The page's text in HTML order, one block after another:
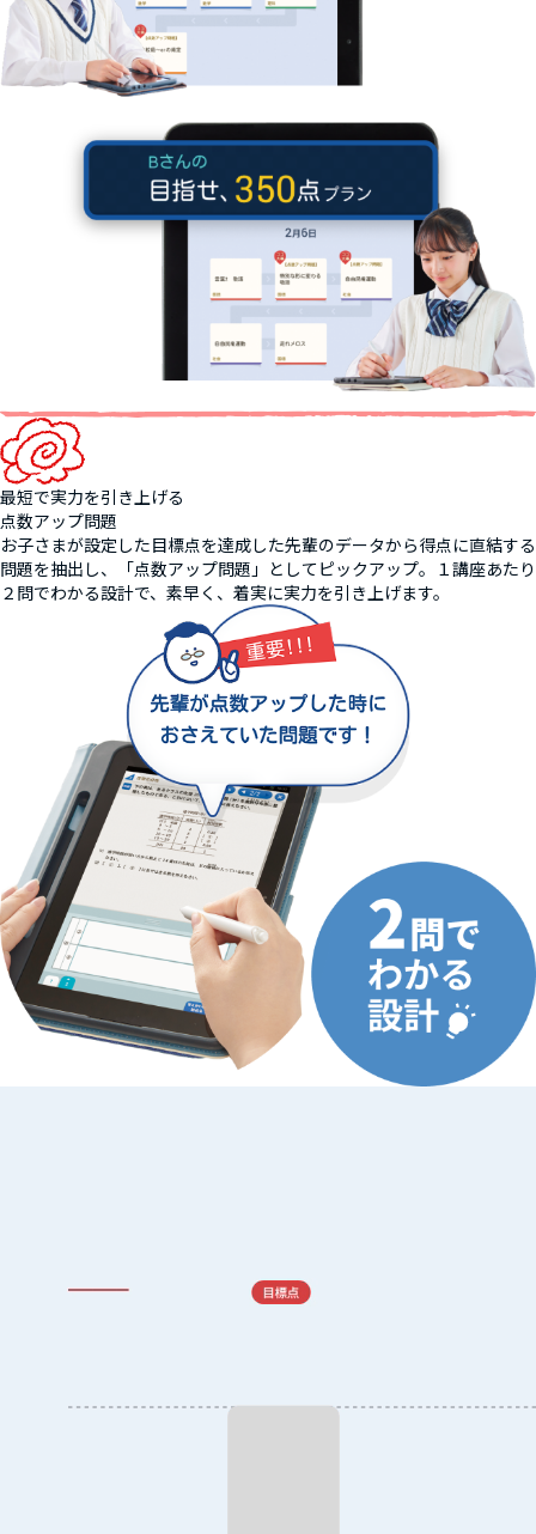
最短で実力を引き上げる
点数アップ問題
お子さまが設定した目標点を達成した先輩のデータから得点に直結する
問題を抽出し、「点数アップ問題」としてピックアップ。１講座あたり
２問でわかる設計で、素早く、着実に実力を引き上げます。